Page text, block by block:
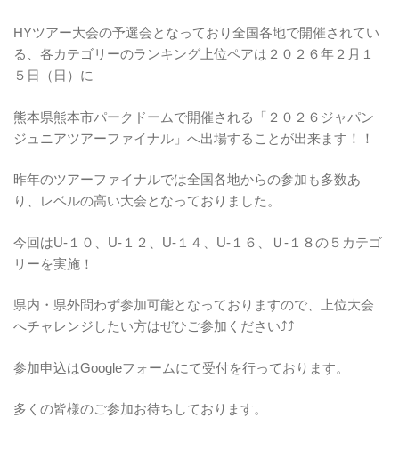
HYツアー大会の予選会となっており全国各地で開催されてい
る、各カテゴリーのランキング上位ペアは２０２６年２月１
５日（日）に
熊本県熊本市パークドームで開催される「２０２６ジャパン
ジュニアツアーファイナル」へ出場することが出来ます！！
昨年のツアーファイナルでは全国各地からの参加も多数あ
り、レベルの高い大会となっておりました。
今回はU-１０、U-１２、U-１４、U-１６、Ｕ‐１８の５カテゴ
リーを実施！
県内・県外問わず参加可能となっておりますので、上位大会
へチャレンジしたい方はぜひご参加ください⤴⤴
参加申込はGoogleフォームにて受付を行っております。
多くの皆様のご参加お待ちしております。